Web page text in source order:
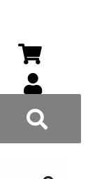
Wyszukiwarka